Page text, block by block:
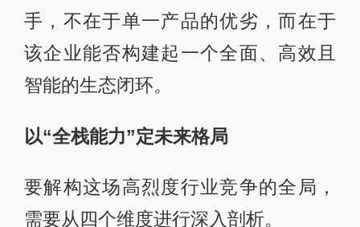
手，不在于单一产品的优劣，而在于
该企业能否构建起一个全面、高效且
智能的生态闭环。
以“全栈能力”定未来格局
要解构这场高烈度行业竞争的全局，
需要从四个维度进行深入剖析。